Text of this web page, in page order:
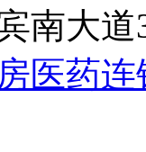
南大道
医药